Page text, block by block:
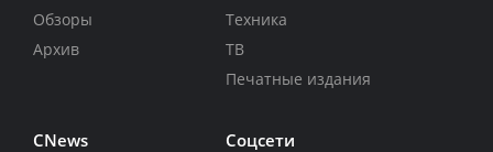
Обзоры
Архив
Техника
ТВ
Печатные издания
CNews Соцсети